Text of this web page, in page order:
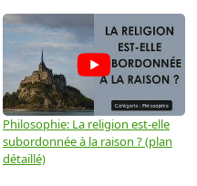
Philosophie: La religion est-elle
subordonnée à la raison ? (plan
détaillé)